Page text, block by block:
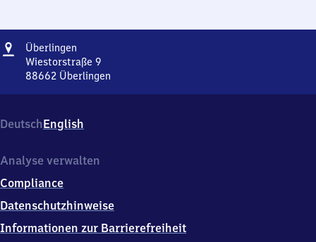
Adresse
Überlingen
Wiestorstraße 9
88662 Überlingen
9,
8
6
2
Überlingen
DeutschEnglish
Analyse verwalten
Compliance
Datenschutzhinweise
Informationen zur Barrierefreiheit